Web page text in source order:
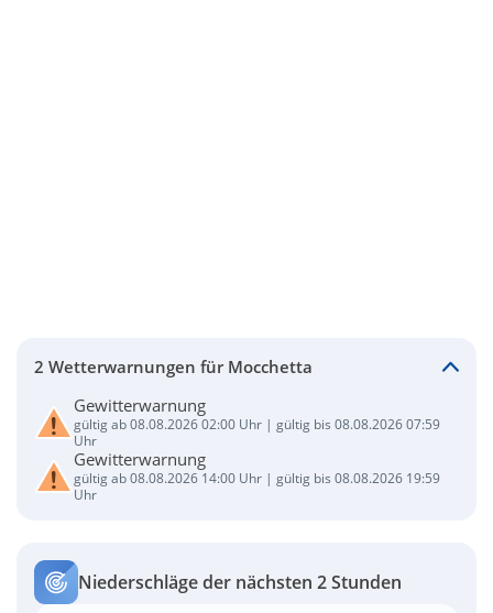
2 Wetterwarnungen für Mocchetta
Gewitterwarnung
gültig ab 08.08.2026 02:00 Uhr | gültig bis 08.08.2026 07:59
Uhr
Gewitterwarnung
gültig ab 08.08.2026 14:00 Uhr | gültig bis 08.08.2026 19:59
Uhr
Niederschläge der nächsten 2 Stunden